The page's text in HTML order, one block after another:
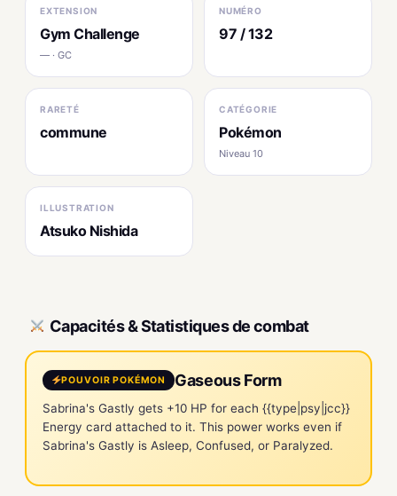
EXTENSION
Gym Challenge
— · GC
NUMÉRO
97 / 132
RARETÉ
commune
CATÉGORIE
Pokémon
Niveau 10
ILLUSTRATION
Atsuko Nishida
Capacités & Statistiques de combat
POUVOIR POKÉMON Gaseous Form
Sabrina's Gastly gets +10 HP for each {{type|psy|jcc}}
Energy card attached to it. This power works even if
Sabrina's Gastly is Asleep, Confused, or Paralyzed.